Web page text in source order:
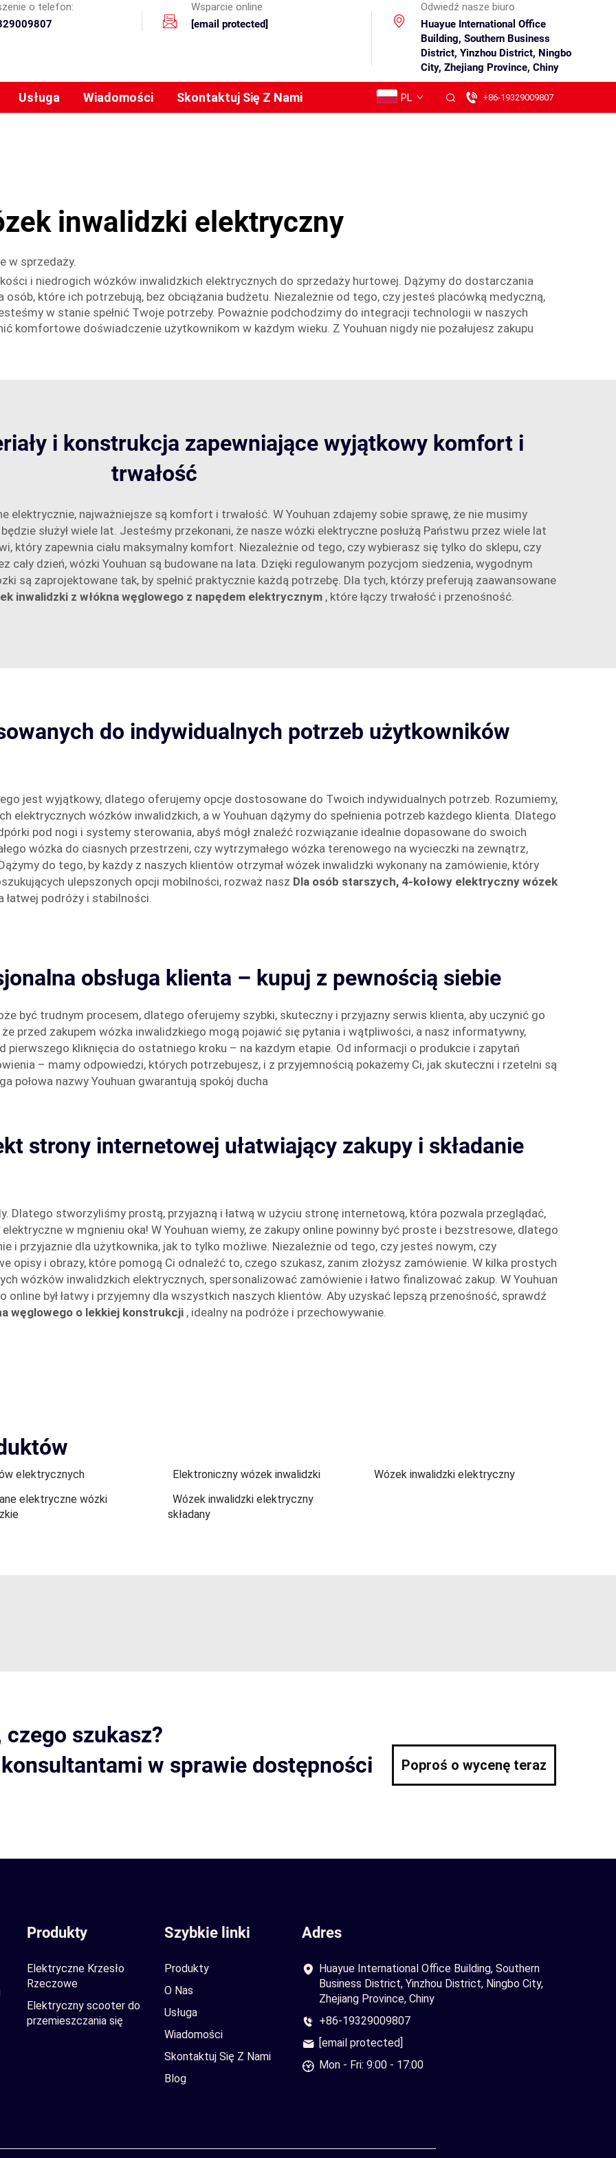
o telefon:
Wsparcie online
[email protected]
Odwiedź nasze biuro
Huayue International Office
Building, Southern Business
District, Yinzhou District, Ningbo
City, Zhejiang Province, Chiny
Usługa Wiadomości Skontaktuj Się Z Nami PL +86-19329009807
inwalidzki elektryczny
w sprzedaży.
i niedrogich wózków inwalidzkich elektrycznych do sprzedaży hurtowej. Dążymy do dostarczania
które ich potrzebują, bez obciążania budżetu. Niezależnie od tego, czy jesteś placówką medyczną,
w stanie spełnić Twoje potrzeby. Poważnie podchodzimy do integracji technologii w naszych
komfortowe doświadczenie użytkownikom w każdym wieku. Z Youhuan nigdy nie pożałujesz zakupu
i konstrukcja zapewniające wyjątkowy komfort i
trwałość
elektrycznie, najważniejsze są komfort i trwałość. W Youhuan zdajemy sobie sprawę, że nie musimy
służył wiele lat. Jesteśmy przekonani, że nasze wózki elektryczne posłużą Państwu przez wiele lat
który zapewnia ciału maksymalny komfort. Niezależnie od tego, czy wybierasz się tylko do sklepu, czy
cały dzień, wózki Youhuan są budowane na lata. Dzięki regulowanym pozycjom siedzenia, wygodnym
są zaprojektowane tak, by spełnić praktycznie każdą potrzebę. Dla tych, którzy preferują zaawansowane
inwalidzki z włókna węglowego z napędem elektrycznym , które łączy trwałość i przenośność.
do indywidualnych potrzeb użytkowników
jest wyjątkowy, dlatego oferujemy opcje dostosowane do Twoich indywidualnych potrzeb. Rozumiemy,
elektrycznych wózków inwalidzkich, a w Youhuan dążymy do spełnienia potrzeb każdego klienta. Dlatego
pod nogi i systemy sterowania, abyś mógł znaleźć rozwiązanie idealnie dopasowane do swoich
wózka do ciasnych przestrzeni, czy wytrzymałego wózka terenowego na wycieczki na zewnątrz,
do tego, by każdy z naszych klientów otrzymał wózek inwalidzki wykonany na zamówienie, który
ulepszonych opcji mobilności, rozważ nasz Dla osób starszych, 4-kołowy elektryczny wózek
łatwej podróży i stabilności.
obsługa klienta – kupuj z pewnością siebie
być trudnym procesem, dlatego oferujemy szybki, skuteczny i przyjazny serwis klienta, aby uczynić go
że przed zakupem wózka inwalidzkiego mogą pojawić się pytania i wątpliwości, a nasz informatywny,
pierwszego kliknięcia do ostatniego kroku – na każdym etapie. Od informacji o produkcie i zapytań
– mamy odpowiedzi, których potrzebujesz, i z przyjemnością pokażemy Ci, jak skuteczni i rzetelni są
połowa nazwy Youhuan gwarantują spokój ducha
strony internetowej ułatwiający zakupy i składanie
Dlatego stworzyliśmy prostą, przyjazną i łatwą w użyciu stronę internetową, która pozwala przeglądać,
w mgnieniu oka! W Youhuan wiemy, że zakupy online powinny być proste i bezstresowe, dlatego
i przyjaznie dla użytkownika, jak to tylko możliwe. Niezależnie od tego, czy jesteś nowym, czy
opisy i obrazy, które pomogą Ci odnaleźć to, czego szukasz, zanim złożysz zamówienie. W kilka prostych
wózków inwalidzkich elektrycznych, spersonalizować zamówienie i łatwo finalizować zakup. W Youhuan
był łatwy i przyjemny dla wszystkich naszych klientów. Aby uzyskać lepszą przenośność, sprawdź
węglowego o lekkiej konstrukcji , idealny na podróże i przechowywanie.
elektrycznych Elektroniczny wózek inwalidzki
Wózek inwalidzki elektryczny
elektryczne wózki
Wózek inwalidzki elektryczny
składany
szukasz?
w sprawie dostępności
Poproś o wycenę teraz
Produkty
Elektryczne Krzesło
Rzeczowe
Elektryczny scooter do
przemieszczania się
Szybkie linki
Produkty
O Nas
Usługa
Wiadomości
Skontaktuj Się Z Nami
Blog
Adres
Huayue International Office Building, Southern
Business District, Yinzhou District, Ningbo City,
Zhejiang Province, Chiny
+86-19329009807
[email protected]
Mon - Fri: 9:00 - 17:00